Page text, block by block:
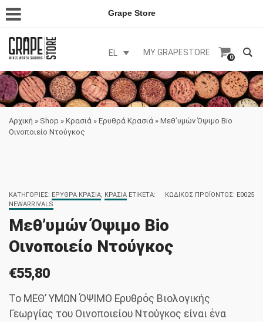
Grape Store
EL MY GRAPESTORE
0
Αρχική » Shop » Κρασιά » Ερυθρά Κρασιά » Μεθ’υμών Όψιμο Bio
Οινοποιείο Ντούγκος
ΚΩΔΙΚΌΣ ΠΡΟΪΌΝΤΟΣ: E0025
ΚΑΤΗΓΟΡΊΕΣ: ΕΡΥΘΡΆ ΚΡΑΣΙΆ, ΚΡΑΣΙΆ ΕΤΙΚΈΤΑ:
NEWARRIVALS
Μεθ’υμών Όψιμο Bio
Οινοποιείο Ντούγκος
€55,80
Το ΜΕΘ’ ΥΜΩΝ ΌΨΙΜΟ Ερυθρός Βιολογικής
Γεωργίας του Οινοποιείου Ντούγκος είναι ένα